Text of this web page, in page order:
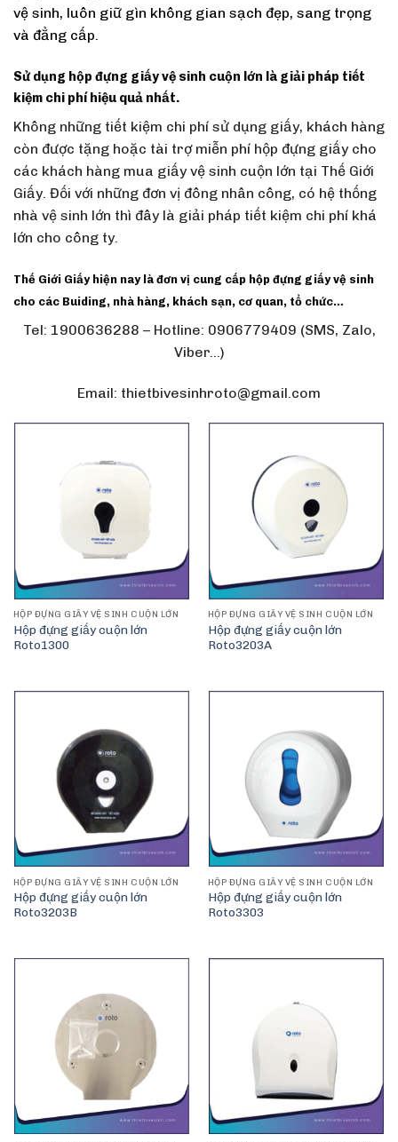
vệ sinh, luôn giữ gìn không gian sạch đẹp, sang trọng
và đẳng cấp.
Sử dụng hộp đựng giấy vệ sinh cuộn lớn là giải pháp tiết
kiệm chi phí hiệu quả nhất.
Không những tiết kiệm chi phí sử dụng giấy, khách hàng
còn được tặng hoặc tài trợ miễn phí hộp đựng giấy cho
các khách hàng mua giấy vệ sinh cuộn lớn tại Thế Giới
Giấy. Đối với những đơn vị đông nhân công, có hệ thống
nhà vệ sinh lớn thì đây là giải pháp tiết kiệm chi phí khá
lớn cho công ty.
Thế Giới Giấy hiện nay là đơn vị cung cấp hộp đựng giấy vệ sinh
cho các Buiding, nhà hàng, khách sạn, cơ quan, tổ chức…
Tel: 1900636288 – Hotline: 0906779409 (SMS, Zalo,
Viber…)
Email: thietbivesinhroto@gmail.com
HỘP ĐỰNG GIẤY VỆ SINH CUỘN LỚN
Hộp đựng giấy cuộn lớn
Roto1300
HỘP ĐỰNG GIẤY VỆ SINH CUỘN LỚN
Hộp đựng giấy cuộn lớn
Roto3203A
HỘP ĐỰNG GIẤY VỆ SINH CUỘN LỚN
Hộp đựng giấy cuộn lớn
Roto3203B
HỘP ĐỰNG GIẤY VỆ SINH CUỘN LỚN
Hộp đựng giấy cuộn lớn
Roto3303